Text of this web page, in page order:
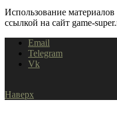
Использование материалов
ссылкой на сайт game-
Email
Telegram
Vk
Наверх